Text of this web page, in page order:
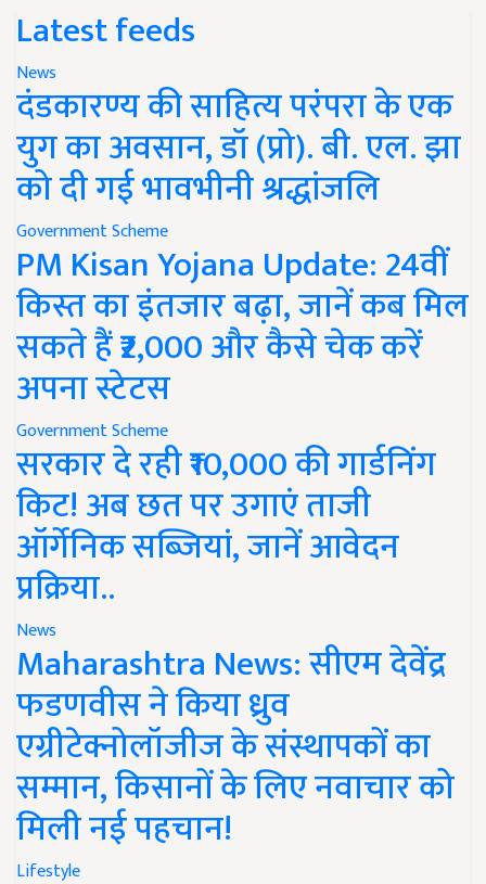
Latest feeds
News
दंडकारण्य की साहित्य परंपरा के एक
युग का अवसान, डॉ (प्रो). बी. एल. झा
को दी गई भावभीनी श्रद्धांजलि
Government Scheme
PM Kisan Yojana Update: 24वीं
किस्त का इंतजार बढ़ा, जानें कब मिल
सकते हैं ₹2,000 और कैसे चेक करें
अपना स्टेटस
Government Scheme
सरकार दे रही ₹10,000 की गार्डनिंग
किट! अब छत पर उगाएं ताजी
ऑर्गेनिक सब्जियां, जानें आवेदन
प्रक्रिया..
News
Maharashtra News: सीएम देवेंद्र
फडणवीस ने किया ध्रुव
एग्रीटेक्नोलॉजीज के संस्थापकों का
सम्मान, किसानों के लिए नवाचार को
मिली नई पहचान!
Lifestyle